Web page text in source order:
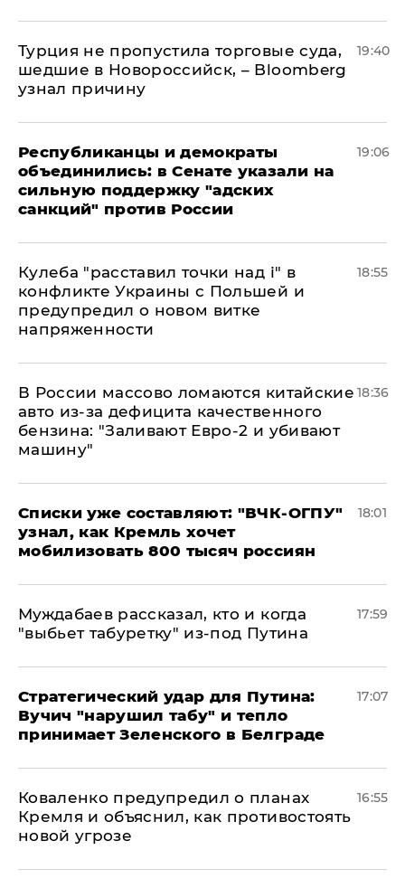
Турция не пропустила торговые суда,
шедшие в Новороссийск, – Bloomberg
узнал причину
19:40
Республиканцы и демократы
объединились: в Сенате указали на
сильную поддержку "адских
санкций" против России
19:06
Кулеба "расставил точки над і" в
конфликте Украины с Польшей и
предупредил о новом витке
напряженности
18:55
В России массово ломаются китайские
авто из-за дефицита качественного
бензина: "Заливают Евро-2 и убивают
машину"
18:36
Списки уже составляют: "ВЧК-ОГПУ"
узнал, как Кремль хочет
мобилизовать 800 тысяч россиян
18:01
Муждабаев рассказал, кто и когда
"выбьет табуретку" из-под Путина
17:59
Стратегический удар для Путина:
Вучич "нарушил табу" и тепло
принимает Зеленского в Белграде
17:07
Коваленко предупредил о планах
Кремля и объяснил, как противостоять
новой угрозе
16:55